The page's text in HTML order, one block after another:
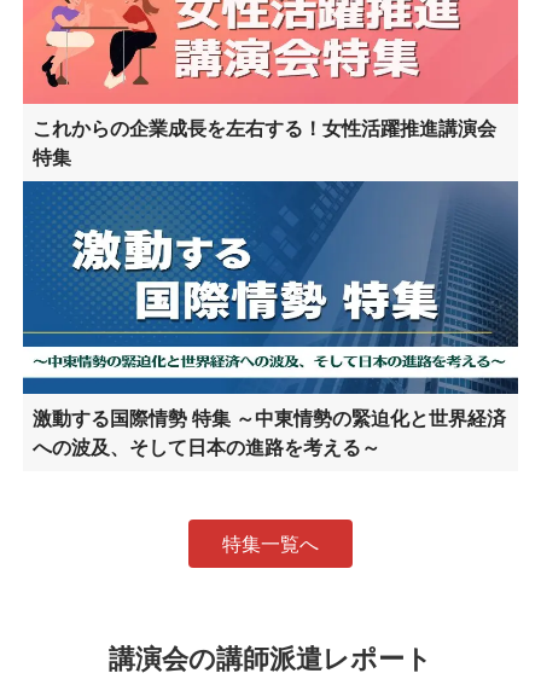
これからの企業成長を左右する！女性活躍推進講演会
特集
激動する国際情勢 特集 ～中東情勢の緊迫化と世界経済
への波及、そして日本の進路を考える～
特集一覧へ
講演会の講師派遣レポート